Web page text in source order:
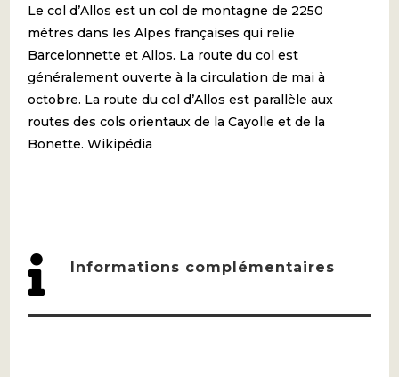
Le col d’Allos est un col de montagne de 2250
mètres dans les Alpes françaises qui relie
Barcelonnette et Allos. La route du col est
généralement ouverte à la circulation de mai à
octobre. La route du col d’Allos est parallèle aux
routes des cols orientaux de la Cayolle et de la
Bonette. Wikipédia
 Informations complémentaires